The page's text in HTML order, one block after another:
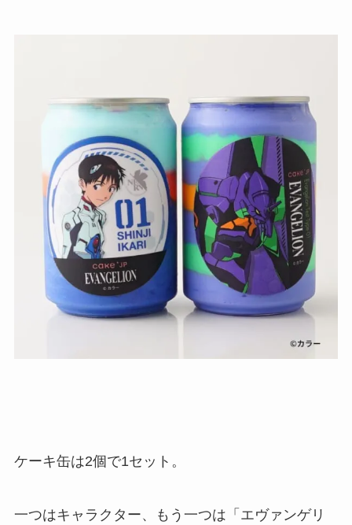
ケーキ缶は2個で1セット。
一つはキャラクター、もう一つは「エヴァンゲリ